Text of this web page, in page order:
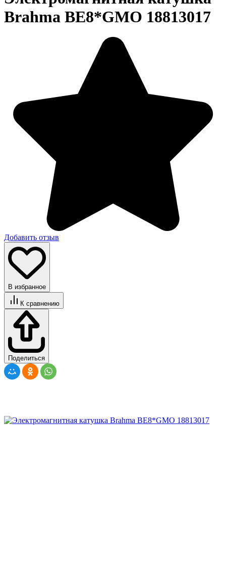
Brahma BE8*GMO 18813017
Добавить отзыв
В избранное
К сравнению
Поделиться